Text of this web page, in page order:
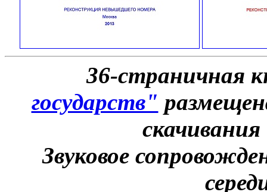
36-страничная
государств"
Звуковое